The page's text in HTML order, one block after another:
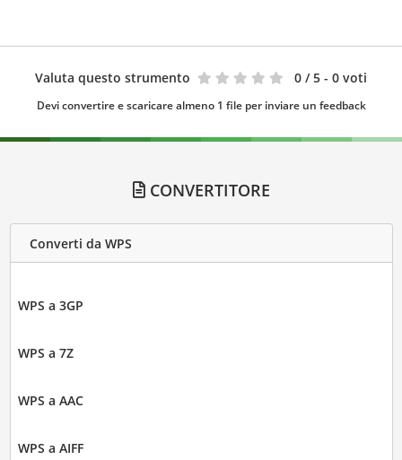
Valuta questo strumento 0 / 5 - 0 voti
Devi convertire e scaricare almeno 1 file per inviare un feedback
CONVERTITORE
Converti da WPS
WPS a 3GP
WPS a 7Z
WPS a AAC
WPS a AIFF